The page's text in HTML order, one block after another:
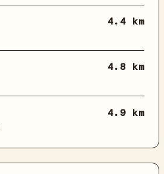
4.4 km
4.8 km
4.9 km